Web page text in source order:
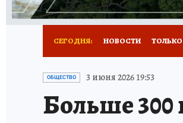
СЕГОДНЯ: НОВОСТИ ТОЛЬКО
ИСПЫТАНО НА СЕБЕ
ОБЩЕСТВО 3 июня 2026 19:53
Больше 300